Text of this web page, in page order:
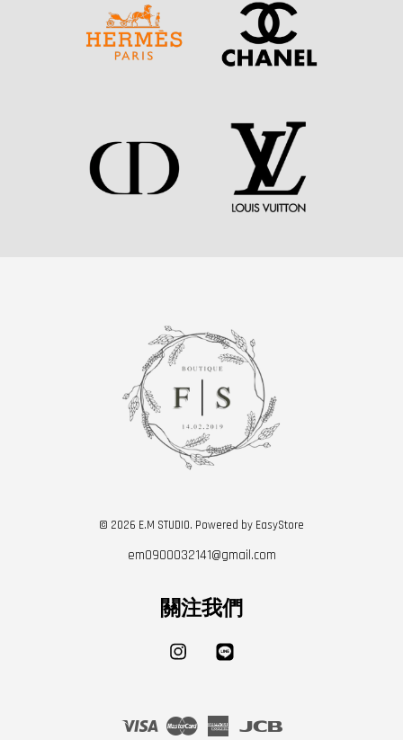
© 2026 E.M STUDIO. Powered by EasyStore
em0900032141@gmail.com
關注我們
Instagram
Visa Master
American